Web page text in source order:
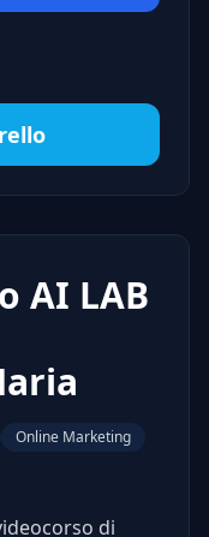
AI LAB
Online Marketing
di